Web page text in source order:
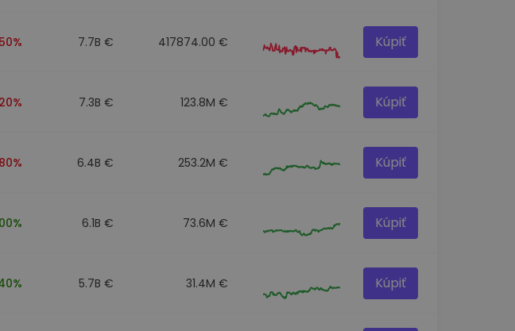
7.7B € 417874.00 € Kúpiť
7.3B € 123.8M € Kúpiť
6.4B € 253.2M € Kúpiť
6.1B € 73.6M € Kúpiť
5.7B € 31.4M € Kúpiť